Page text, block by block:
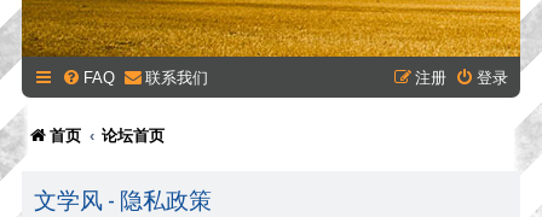
FAQ 联系我们 登录
注册
首页 论坛首页
文学风 - 隐私政策